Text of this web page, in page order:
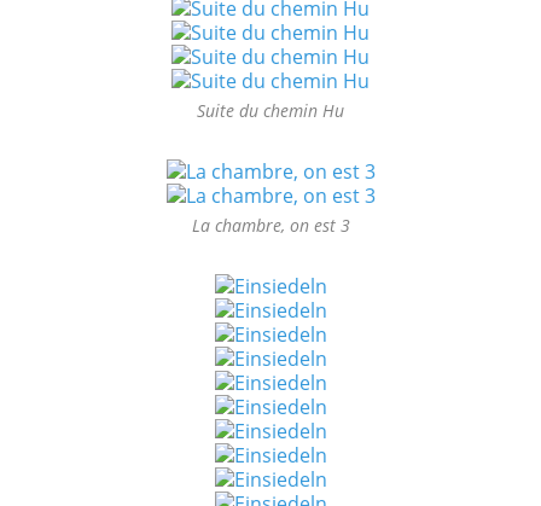
Suite du chemin Hu
La chambre, on est 3